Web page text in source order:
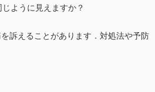
ように見えますか？
えることがあります．対処法や予防